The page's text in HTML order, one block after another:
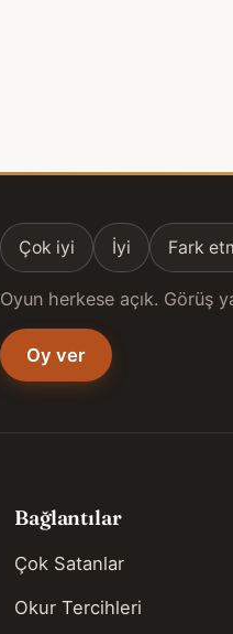
Çok iyi İyi Fark
Oyun herkese açık. Görüş
Oy ver
Bağlantılar
Çok Satanlar
Okur Tercihleri